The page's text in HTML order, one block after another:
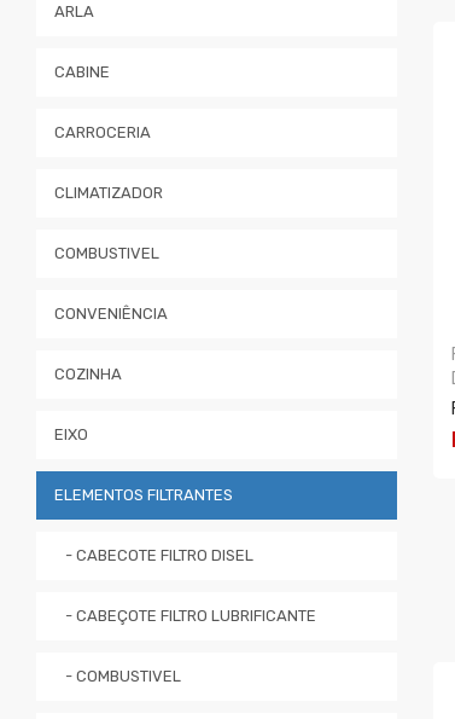
ARLA
CABINE
CARROCERIA
CLIMATIZADOR
COMBUSTIVEL
CONVENIÊNCIA
COZINHA
EIXO
ELEMENTOS FILTRANTES
- CABECOTE FILTRO DISEL
- CABEÇOTE FILTRO LUBRIFICANTE
- COMBUSTIVEL